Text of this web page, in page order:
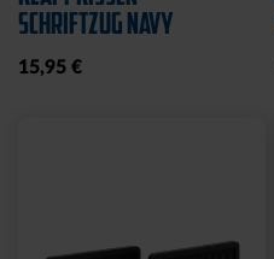
SCHRIFTZUG NAVY
15,95 €